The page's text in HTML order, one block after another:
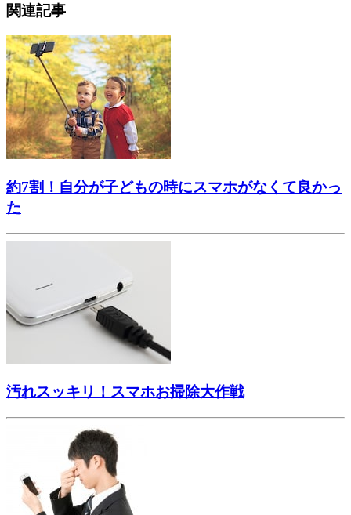
関連記事
約7割！自分が子どもの時にスマホがなくて良かっ
た
汚れスッキリ！スマホお掃除大作戦